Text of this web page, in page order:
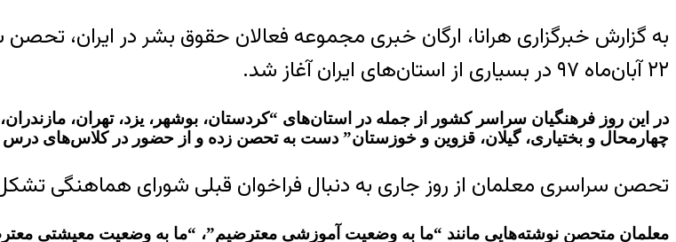
به گزارش خبرگزاری هرانا، ارگان خبری مجموعه فعالان حقوق بشر در ایران،
۲۲ آبان‌ماه ۹۷ در بسیاری از استان‌های ایران آغاز شد.
در این روز فرهنگیان سراسر کشور از جمله در استان‌های “کردستان، بوشهر، یزد، تهران، مازندران،
چهارمحال و بختیاری، گیلان، قزوین و خوزستان” دست به تحصن زده و از حضور در کلاس‌های
تحصن سراسری معلمان از روز جاری به دنبال فراخوان قبلی شورای هماهنگی